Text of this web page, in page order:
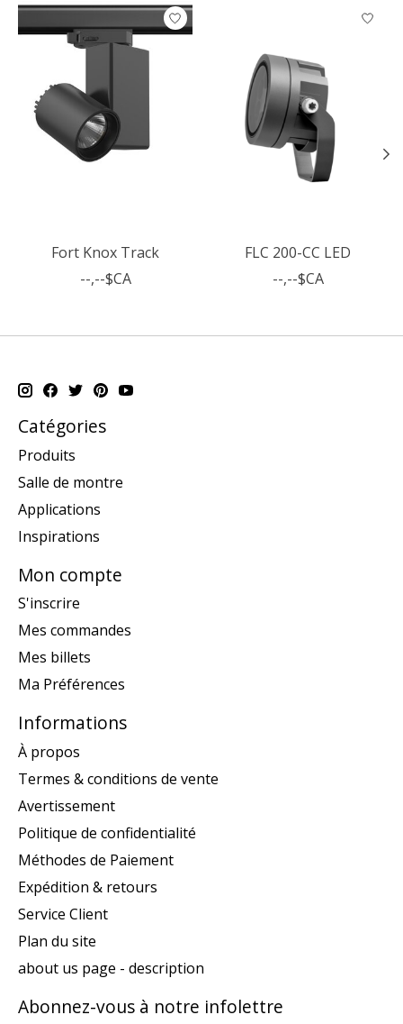
Articles du carrousel de produits
Fort Knox Track
--,--$CA
FLC 200-CC LED
--,--$CA
Catégories
Produits
Salle de montre
Applications
Inspirations
Mon compte
S'inscrire
Mes commandes
Mes billets
Ma Préférences
Informations
À propos
Termes & conditions de vente
Avertissement
Politique de confidentialité
Méthodes de Paiement
Expédition & retours
Service Client
Plan du site
about us page - description
Abonnez-vous à notre infolettre